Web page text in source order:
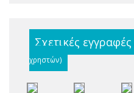
Σχετικές εγγραφές
χρηστών)